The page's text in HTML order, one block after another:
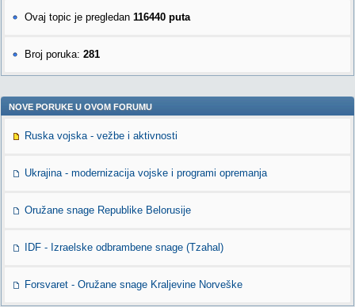
Ovaj topic je pregledan 116440 puta
Broj poruka: 281
NOVE PORUKE U OVOM FORUMU
Ruska vojska - vežbe i aktivnosti
Ukrajina - modernizacija vojske i programi opremanja
Oružane snage Republike Belorusije
IDF - Izraelske odbrambene snage (Tzahal)
Forsvaret - Oružane snage Kraljevine Norveške